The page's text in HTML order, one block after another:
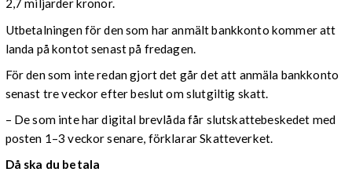
2,7 miljarder kronor.
Utbetalningen för den som har anmält bankkonto kommer att
landa på kontot senast på fredagen.
För den som inte redan gjort det går det att anmäla bankkonto
senast tre veckor efter beslut om slutgiltig skatt.
– De som inte har digital brevlåda får slutskattebeskedet med
posten 1–3 veckor senare, förklarar Skatteverket.
Då ska du betala